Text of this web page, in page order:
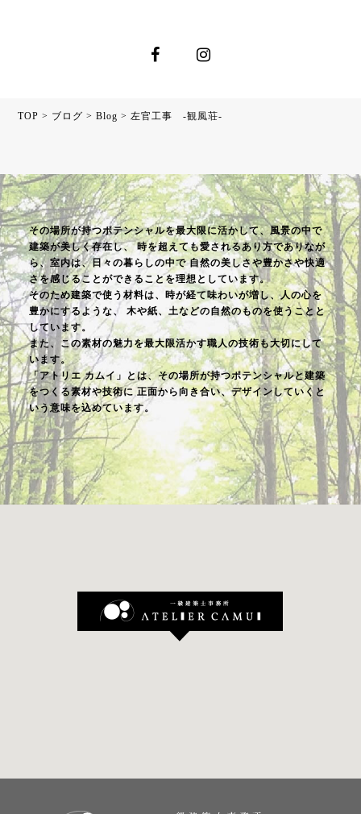
TOP > ブログ >Blog >左官工事 -観風荘-
その場所が持つポテンシャルを最大限に活かして、風景の中で
建築が美しく存在し、時を超えても愛されるあり方でありなが
ら、室内は、日々の暮らしの中で自然の美しさや豊かさや快適
さを感じることができることを理想としています。
そのため建築で使う材料は、時が経て味わいが増し、人の心を
豊かにするような、 木や紙、土などの自然のものを使うことと
しています。
また、この素材の魅力を最大限活かす職人の技術も大切にして
います。
「アトリエ カムイ」とは、その場所が持つポテンシャルと建築
をつくる素材や技術に 正面から向き合い、デザインしていくと
いう意味を込めています。